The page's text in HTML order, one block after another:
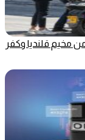
مخيم قلنديا وكفر